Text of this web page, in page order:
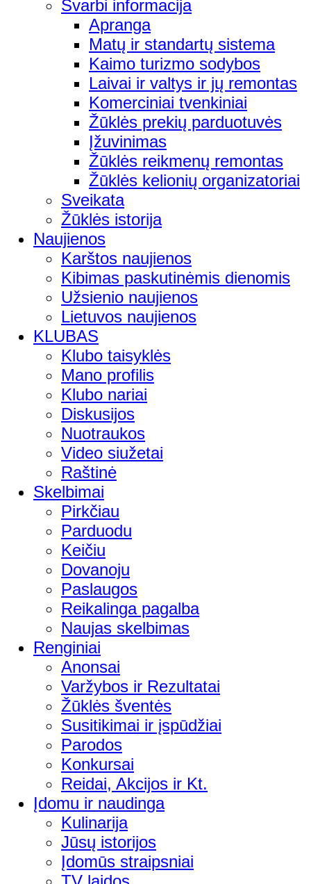
Svarbi informacija
Apranga
Matų ir standartų sistema
Kaimo turizmo sodybos
Laivai ir valtys ir jų remontas
Komerciniai tvenkiniai
Žūklės prekių parduotuvės
Įžuvinimas
Žūklės reikmenų remontas
Žūklės kelionių organizatoriai
Sveikata
Žūklės istorija
Naujienos
Karštos naujienos
Kibimas paskutinėmis dienomis
Užsienio naujienos
Lietuvos naujienos
KLUBAS
Klubo taisyklės
Mano profilis
Klubo nariai
Diskusijos
Nuotraukos
Video siužetai
Raštinė
Skelbimai
Pirkčiau
Parduodu
Keičiu
Dovanoju
Paslaugos
Reikalinga pagalba
Naujas skelbimas
Renginiai
Anonsai
Varžybos ir Rezultatai
Žūklės šventės
Susitikimai ir įspūdžiai
Parodos
Konkursai
Reidai, Akcijos ir Kt.
Įdomu ir naudinga
Kulinarija
Jūsų istorijos
Įdomūs straipsniai